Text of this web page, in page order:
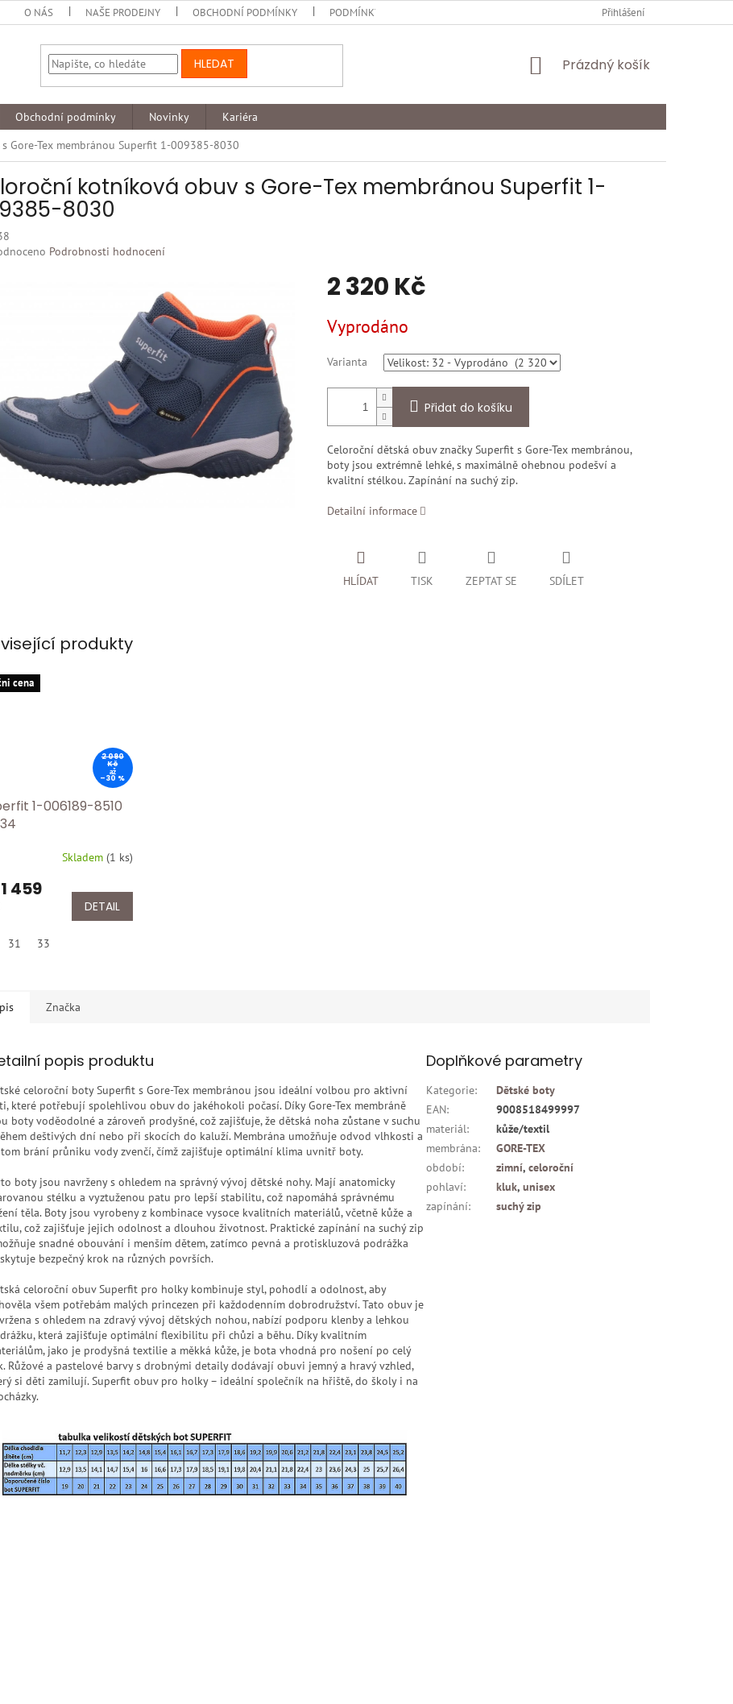
O NÁS NAŠE PRODEJNY OBCHODNÍ PODMÍNKY PODMÍNKY OCHRANY OSOBNÍCH ÚDAJŮ ODSTOUPENÍ OD
Přihlášení
HLEDAT
NÁKUPNÍ
Prázdný košík
Obchodní podmínky Novinky
Kariéra
Gore-Tex membránou Superfit 1-009385-8030
kotníková obuv s Gore-Tex membránou Superfit 1-
8030
Podrobnosti hodnocení
2 320 Kč
cena:
Vyprodáno
Varianta
Přidat do košíku
Celoroční dětská obuv značky Superfit s Gore-Tex membránou,
boty jsou extrémně lehké, s maximálně ohebnou podešví a
kvalitní stélkou. Zapínání na suchý zip.
Detailní informace
TISK ZEPTAT SE
HLÍDAT SDÍLET
produkty
cena
2 090
Kč
až
–30 %
1-006189-8510
Skladem (1 ks)
1 459
DETAIL
31 33
Značka
popis produktu
celoroční boty Superfit s Gore-Tex membránou jsou ideální volbou pro aktivní
které potřebují spolehlivou obuv do jakéhokoli počasí. Díky Gore-Tex membráně
boty voděodolné a zároveň prodyšné, což zajišťuje, že dětská noha zůstane v suchu
deštivých dní nebo při skocích do kaluží. Membrána umožňuje odvod vlhkosti a
brání průniku vody zvenčí, čímž zajišťuje optimální klima uvnitř boty.
boty jsou navrženy s ohledem na správný vývoj dětské nohy. Mají anatomicky
stélku a vyztuženou patu pro lepší stabilitu, což napomáhá správnému
těla. Boty jsou vyrobeny z kombinace vysoce kvalitních materiálů, včetně kůže a
což zajišťuje jejich odolnost a dlouhou životnost. Praktické zapínání na suchý zip
snadné obouvání i menším dětem, zatímco pevná a protiskluzová podrážka
bezpečný krok na různých površích.
celoroční obuv Superfit pro holky kombinuje styl, pohodlí a odolnost, aby
všem potřebám malých princezen při každodenním dobrodružství. Tato obuv je
s ohledem na zdravý vývoj dětských nohou, nabízí podporu klenby a lehkou
která zajišťuje optimální flexibilitu při chůzi a běhu. Díky kvalitním
jako je prodyšná textilie a měkká kůže, je bota vhodná pro nošení po celý
Růžové a pastelové barvy s drobnými detaily dodávají obuvi jemný a hravý vzhled,
si děti zamilují. Superfit obuv pro holky – ideální společník na hřiště, do školy i na
Doplňkové parametry
Kategorie:
Dětské boty
EAN:
9008518499997
materiál:
kůže/textil
membrána:
GORE-TEX
období: zimní,celoroční
pohlaví: kluk,unisex
zapínání: suchý zip